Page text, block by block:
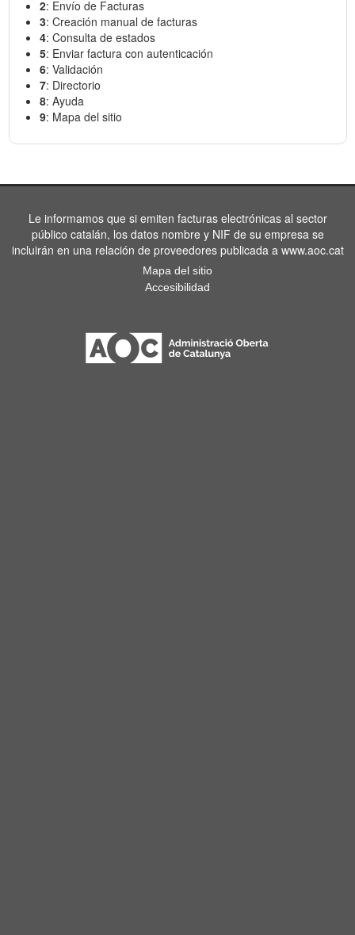
2: Envío de Facturas
3: Creación manual de facturas
4: Consulta de estados
5: Enviar factura con autenticación
6: Validación
7: Directorio
8: Ayuda
9: Mapa del sitio
Le informamos que si emiten facturas electrónicas al sector
público catalán, los datos nombre y NIF de su empresa se
incluirán en una relación de proveedores publicada a www.aoc.cat
Mapa del sitio
Accesibilidad